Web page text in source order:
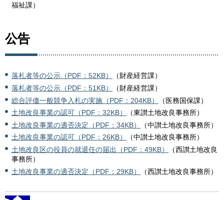
福祉課）
公告
落札者等の公示（PDF：52KB）
（財産経営課）
落札者等の公示（PDF：51KB）
（財産経営課）
総合評価一般競争入札の実施（PDF：204KB）
（医務国保課）
土地改良事業の認可（PDF：32KB）
（東讃土地改良事務所）
土地改良事業の適否決定（PDF：34KB）
（中讃土地改良事務所）
土地改良事業の認可（PDF：26KB）
（中讃土地改良事務所）
土地改良区の役員の就退任の届出（PDF：49KB）
（西讃土地改良
事務所）
土地改良事業の適否決定（PDF：29KB）
（西讃土地改良事務所）